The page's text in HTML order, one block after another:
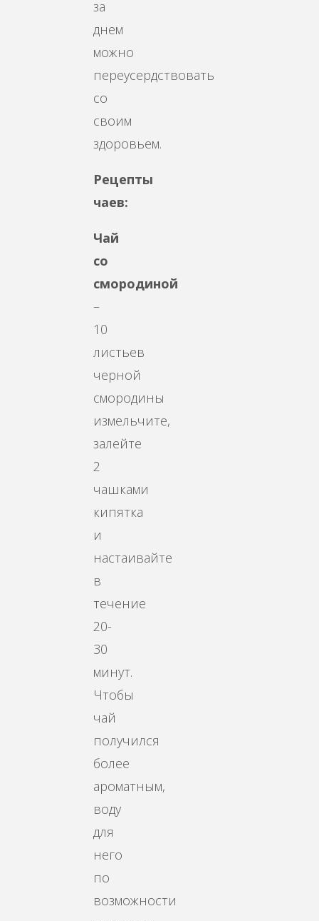
за
днем
можно
переусердствовать
со
своим
здоровьем.
Рецепты
чаев:
Чай
со
смородиной
–
10
листьев
черной
смородины
измельчите,
залейте
2
чашками
кипятка
и
настаивайте
в
течение
20-
30
минут.
Чтобы
чай
получился
более
ароматным,
воду
для
него
по
возможности